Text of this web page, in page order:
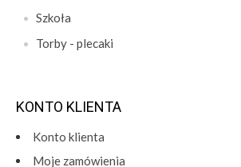
Szkoła
Torby - plecaki
KONTO KLIENTA
Konto klienta
Moje zamówienia